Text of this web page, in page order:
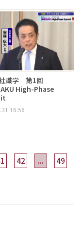
識学 第1回
High-Phase
16:56
42 ...
49